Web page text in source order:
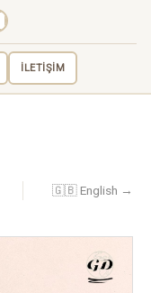
İLETİŞİM
🇬🇧 English →